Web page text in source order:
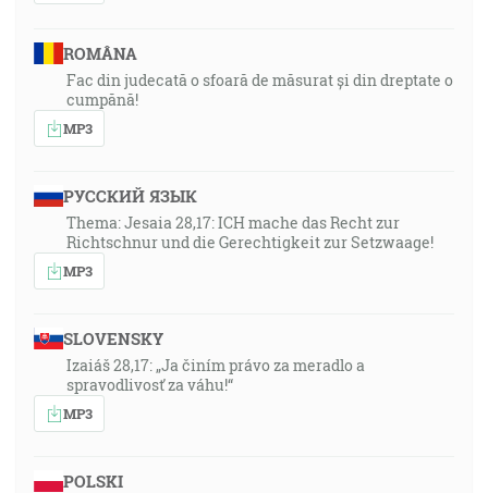
ROMÂNA
Fac din judecată o sfoară de măsurat și din dreptate o
cumpănă!
MP3
РУССКИЙ ЯЗЫК
Thema: Jesaia 28,17: ICH mache das Recht zur
Richtschnur und die Gerechtigkeit zur Setzwaage!
MP3
SLOVENSKY
Izaiáš 28,17: „Ja činím právo za meradlo a
spravodlivosť za váhu!“
MP3
POLSKI